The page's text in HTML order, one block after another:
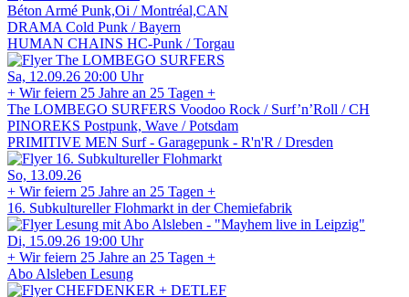
Béton Armé Punk,Oi / Montréal,CAN
DRAMA Cold Punk / Bayern
HUMAN CHAINS HC-Punk / Torgau
Sa, 12.09.26 20:00 Uhr
+ Wir feiern 25 Jahre an 25 Tagen +
The LOMBEGO SURFERS Voodoo Rock / Surf’n’Roll / CH
PINOREKS Postpunk, Wave / Potsdam
PRIMITIVE MEN Surf - Garagepunk - R'n'R / Dresden
So, 13.09.26
+ Wir feiern 25 Jahre an 25 Tagen +
16. Subkultureller Flohmarkt in der Chemiefabrik
Di, 15.09.26 19:00 Uhr
+ Wir feiern 25 Jahre an 25 Tagen +
Abo Alsleben Lesung